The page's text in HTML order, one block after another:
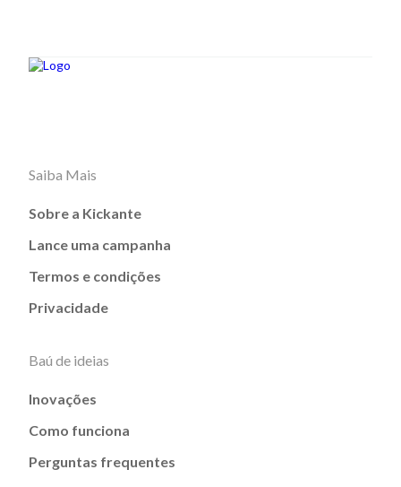
Saiba Mais
Sobre a Kickante
Lance uma campanha
Termos e condições
Privacidade
Baú de ideias
Inovações
Como funciona
Perguntas frequentes